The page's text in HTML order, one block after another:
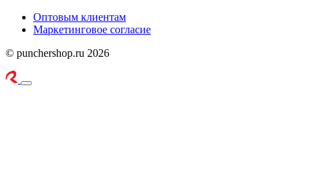
Оптовым клиентам
Маркетинговое согласие
© punchershop.ru 2026